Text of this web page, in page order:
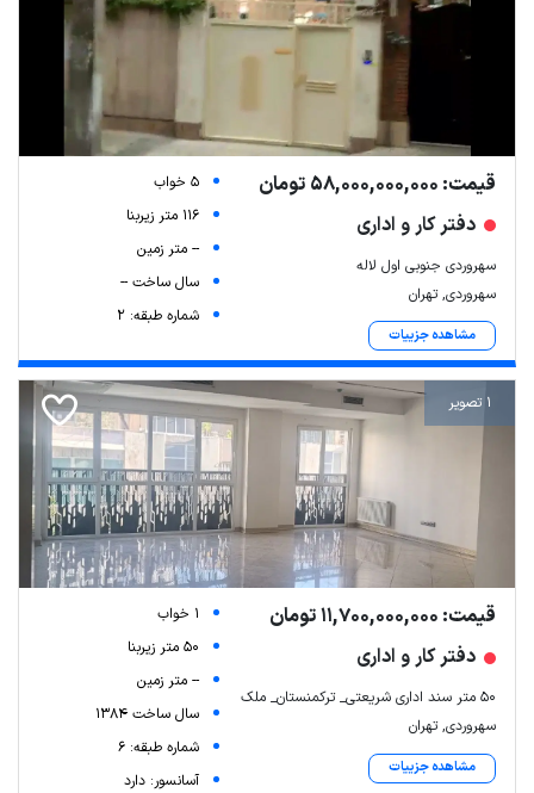
قیمت: 58,000,000,000 تومان
دفتر کار و اداری
سهروردی جنوبی اول لاله
سهروردی, تهران
مشاهده جزییات
5 خواب
116 متر زیربنا
-- متر زمین
سال ساخت --
شماره طبقه: 2
1 تصویر
قیمت: 11,700,000,000 تومان
دفتر کار و اداری
50 متر سند اداری شریعتی_ ترکمنستان_ ملک
سهروردی, تهران
مشاهده جزییات
1 خواب
50 متر زیربنا
-- متر زمین
سال ساخت 1384
شماره طبقه: 6
آسانسور: دارد